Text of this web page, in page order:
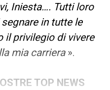
Iniesta…. Tutti loro
in tutte le
il privilegio di vivere
mia carriera».
TOP NEWS